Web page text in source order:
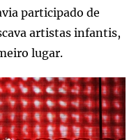
participado de
artistas infantis,
lugar.